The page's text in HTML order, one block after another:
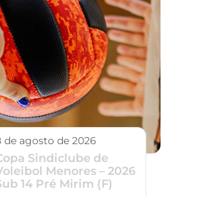
de agosto de 2026
Sindiclube de
Menores – 2026
14 Pré Mirim (F)